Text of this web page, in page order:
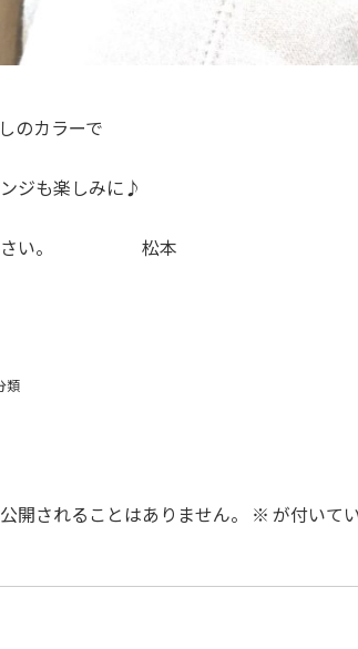
のカラーで
ジも楽しみに♪
下さい。 松本
類
開されることはありません。 ※ が付いて